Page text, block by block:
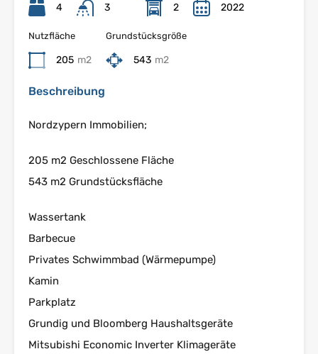
4 3 2 2022
Nutzfläche
205 m2
Grundstücksgröße
543 m2
Beschreibung
Nordzypern Immobilien;
205 m2 Geschlossene Fläche
543 m2 Grundstücksfläche
Wassertank
Barbecue
Privates Schwimmbad (Wärmepumpe)
Kamin
Parkplatz
Grundig und Bloomberg Haushaltsgeräte
Mitsubishi Economic Inverter Klimageräte